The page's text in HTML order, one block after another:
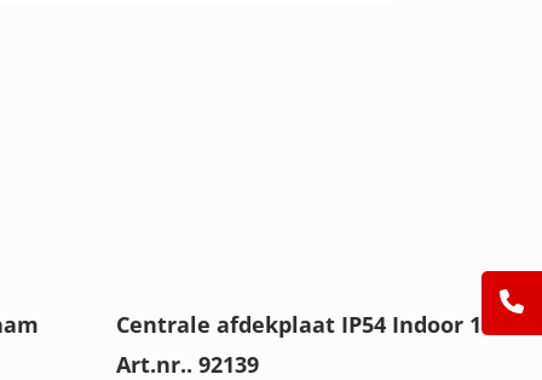
Centrale afdekplaat IP54 Indoor 180
Art.nr.. 92139